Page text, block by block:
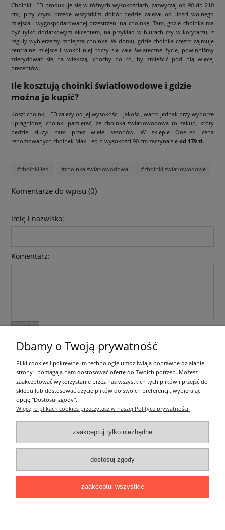
Choinki LED produkuje się w różnych wysokościach, zazwyczaj od 90 do 210
cm, przy czym przede wszystkim dobór będzie zależał od ilości wolnego
miejsca i wygospodarowanej przestrzeni na choinkę. Tam, gdzie choinka ma
być tylko dodatkowym akcentem, na przykład w biurach czy w korytarzu, z
reguły wybierzemy mniejszą choinkę. W domu, gdzie choinka często zajmuje
centralne miejsce i wokół niej toczy się całe świąteczne życie, powinniśmy
zdecydować się na większą, choćby po to, by zmieścić pod nią więcej
prezentów.
Ile kosztują choinki światłowodowe i gdzie
można je kupić?
Koszt choinki LED zależy od jej wysokości i jakości, warto jednak przy wyborze
upragnionej choinki pamiętać, że choinka światłowodowa to zakup, który
będzie służył nam przez wiele sezonów. W sklepieOneLed cena
renomowanych choinek Max-Led o wysokości 90 cm zaczyna się od 179 zł.
#choinki led #choinka światłowodowa #choinki światłowodowe
Komentarze do wpisu (0)
Imię i nazwisko:
Komentarz:
wyślij
Informacje ogólne
Zakupy
Moje konto
Pozostałe
Łatwy dojazd z Sopotu, Gdańska i Gdyni - przekonaj się i kup również na
miejscu!
ONELED, ul. Kasprowicza 4, 83-000 Pruszcz Gdański
e-mail: biuro@oneled.pl | tel.: 511-711-113 | tel.: 511-115-157 | tel.: 511-711-
Dbamy o Twoją prywatność
Pliki cookies i pokrewne im technologie umożliwiają poprawne działanie
strony i pomagają nam dostosować ofertę do Twoich potrzeb. Możesz
zaakceptować wykorzystanie przez nas wszystkich tych plików i przejść do
sklepu lub dostosować użycie plików do swoich preferencji, wybierając
opcję "Dostosuj zgody".
Więcej o plikach cookies przeczytasz w naszej Polityce prywatności.
zaakceptuj tylko niezbędne
dostosuj zgody
zaakceptuj wszystkie